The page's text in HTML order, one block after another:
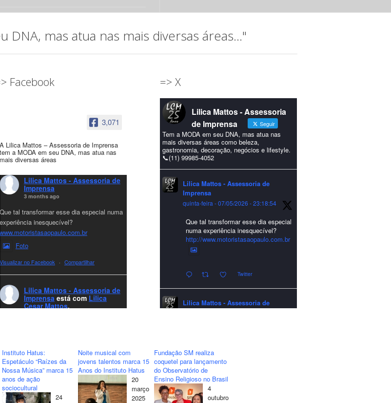
DNA, mas atua nas mais diversas áreas..."
Facebook
3,071
A Lilica Mattos – Assessoria de Imprensa
tem a MODA em seu DNA, mas atua nas
mais diversas áreas
Lilica Mattos - Assessoria de
Imprensa
3 months ago
Que tal transformar esse dia especial numa
experiência inesquecível?
www.motoristasaopaulo.com.br
Foto
Visualizar no Facebook · Compartilhar
Lilica Mattos - Assessoria de
Imprensa está com Lilica
Cesar Mattos.
realizações para todos clientes, jornalistas e
amigos que sempre nos acompanham!🎄✨
🥂❤️
#lcmassessoria
#natal
#merrychristmas #felizanonovo
=> X
Lilica Mattos - Assessoria
de Imprensa
Seguir
Tem a MODA em seu DNA, mas atua nas
mais diversas áreas como beleza,
gastronomia, decoração, negócios e lifestyle.
📞(11) 99985-4052
Lilica Mattos - Assessoria de
Imprensa
quinta-feira - 07/05/2026 - 23:18:54
Que tal transformar esse dia especial
numa experiência inesquecível?
http://www.motoristasaopaulo.com.br
Twitter
Lilica Mattos - Assessoria de
excelente Natal e um 2026 repleto de
conquistas e realizações para todos
clientes, jornalistas e amigos que
sempre nos acompanham!🎄✨🥂❤️
#lcmassessoria
Instituto Hatus:
Espetáculo “Raízes da
Nossa Música” marca 15
anos de ação
sociocultural
24
Noite musical com
jovens talentos marca 15
Anos do Instituto Hatus
20
março
2025
Fundação SM realiza
coquetel para lançamento
do Observatório de
Ensino Religioso no Brasil
4
outubro